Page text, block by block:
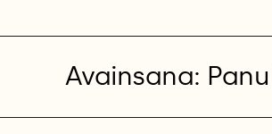
Avainsana: